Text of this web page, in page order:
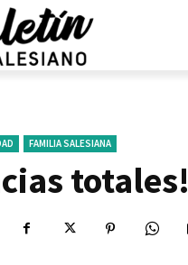
FAMILIA SALESIANA
totales!